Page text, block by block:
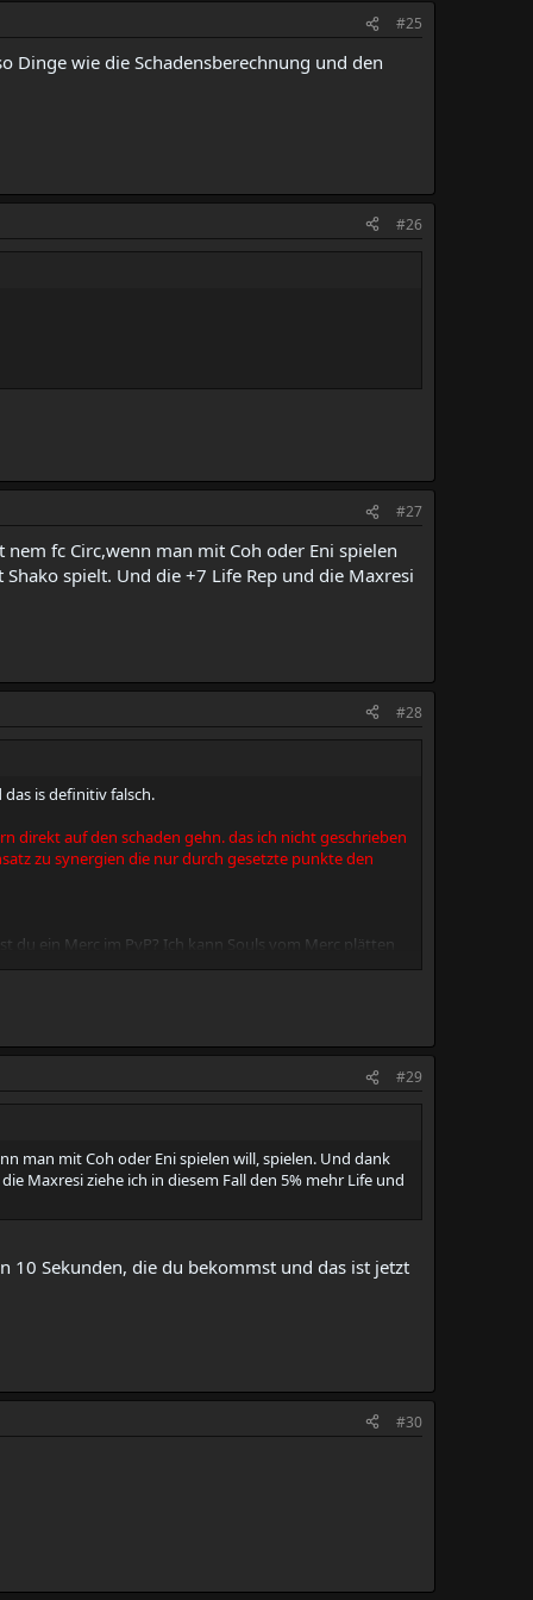
#25
Dinge wie die Schadensberechnung und den
#26
#27
fc Circ,wenn man mit Coh oder Eni spielen
spielt. Und die +7 Life Rep und die Maxresi
#28
is definitiv falsch.
direkt auf den schaden gehn. das ich nicht geschrieben
zu synergien die nur durch gesetzte punkte den
du ein Merc im PvP? Ich kann Souls vom Merc plätten
hast hab ich meine fl
nicht klappen, wofür kann man snipern und telen? so
#29
man mit Coh oder Eni spielen will, spielen. Und dank
Maxresi ziehe ich in diesem Fall den 5% mehr Life und
10 Sekunden, die du bekommst und das ist jetzt
#30